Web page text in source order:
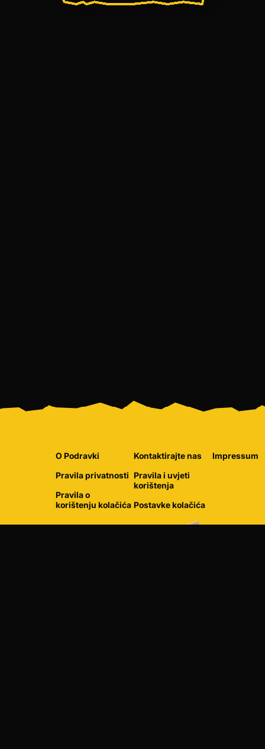
O Podravki
Pravila privatnosti
Pravila o
korištenju kolačića
Kontaktirajte nas
Pravila i uvjeti
korištenja
Postavke kolačića
Impressum